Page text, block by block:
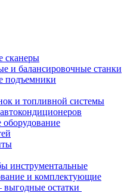
сканеры
и балансировочные станки
подъемники
и топливной системы
оборудование
инструментальные
и комплектующие
остатки